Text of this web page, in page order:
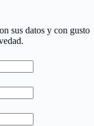
sus datos y con gusto